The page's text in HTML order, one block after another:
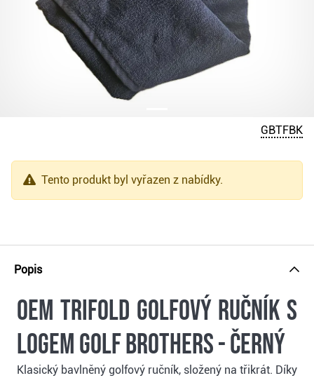
GBTFBK
Tento produkt byl vyřazen z nabídky.
Popis
OEM Trifold golfový ručník s
logem Golf Brothers - černý
Klasický bavlněný golfový ručník, složený na třikrát. Díky